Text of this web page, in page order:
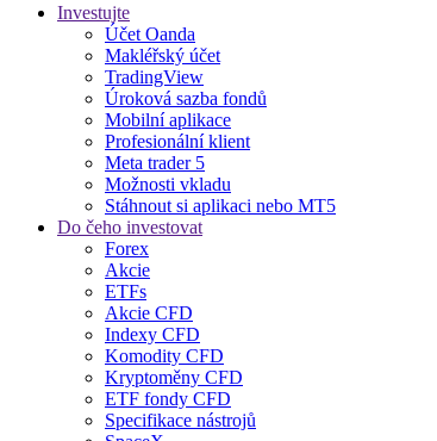
Investujte
Účet Oanda
Makléřský účet
TradingView
Úroková sazba fondů
Mobilní aplikace
Profesionální klient
Meta trader 5
Možnosti vkladu
Stáhnout si aplikaci nebo MT5
Do čeho investovat
Forex
Akcie
ETFs
Akcie CFD
Indexy CFD
Komodity CFD
Kryptoměny CFD
ETF fondy CFD
Specifikace nástrojů